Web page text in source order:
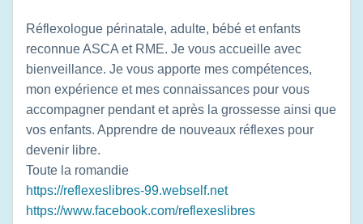
Réflexologue périnatale, adulte, bébé et enfants
reconnue ASCA et RME. Je vous accueille avec
bienveillance. Je vous apporte mes compétences,
mon expérience et mes connaissances pour vous
accompagner pendant et après la grossesse ainsi que
vos enfants. Apprendre de nouveaux réflexes pour
devenir libre.
Toute la romandie
https://reflexeslibres-99.webself.net
https://www.facebook.com/reflexeslibres